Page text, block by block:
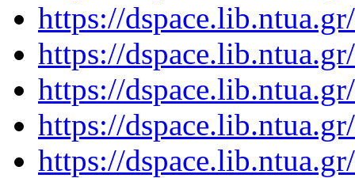
https://
https://
https://
https://
https://